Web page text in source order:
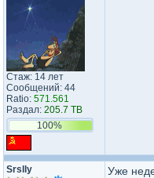
Стаж: 14 лет
Сообщений: 44
Ratio: 571.561
Раздал: 205.7 TB
100%
Srslly
Уже